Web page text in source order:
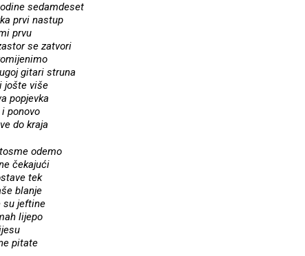
sedamdeset
prvi nastup
prvu
se zatvori
gitari struna
jošte više
popjevka
ponovo
do kraja
odemo
čekajući
tek
blanje
su jeftine
lijepo
pitate